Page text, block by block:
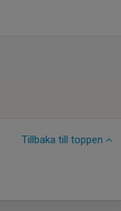
Tillbaka till toppen